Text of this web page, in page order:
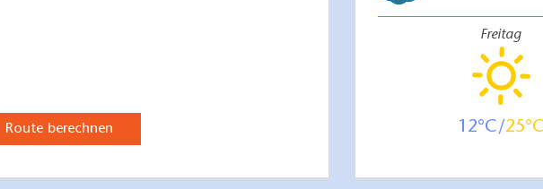
Route berechnen
Freitag
12 25